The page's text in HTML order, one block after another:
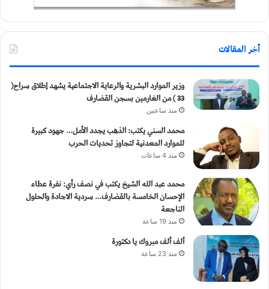
أخر المقالات
وزير الموارد البشرية والرعاية الاجتماعية يشهد إطلاق سراح(
33 ) من الغارمين بسجن القضارف
منذ ساعتين
محمد السني يكتب: الذهب يجدد الأمل… جهود كبيرة
للموارد المعدنية لتجاوز تحديات الحرب
منذ 4 ساعات
محمد عبد الله الشيخ يكتب في نصف رأي: نفرة عطاء
الإحسان الخامسة بالقضارف… سردية الاجادة والحلول
الناجعة
منذ 19 ساعة
ألف ألف مبروك يا دكتورة
منذ 23 ساعة